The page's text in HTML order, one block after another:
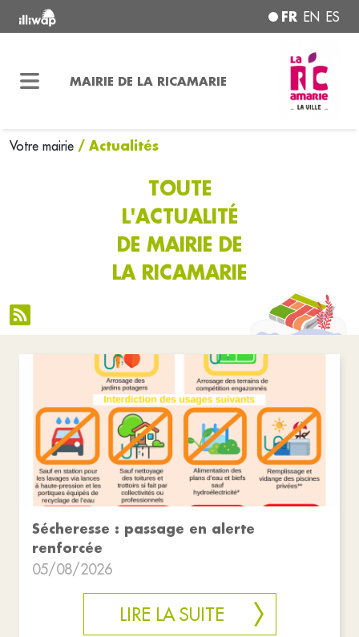
FR EN ES
MAIRIE DE LA RICAMARIE
Votre mairie / Actualités
TOUTE
L'ACTUALITÉ
DE MAIRIE DE
LA RICAMARIE
Sécheresse : passage en alerte
renforcée
05/08/2026
LIRE LA SUITE